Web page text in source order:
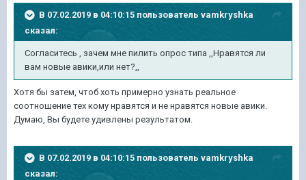
В 07.02.2019 в 04:10:15 пользователь vamkryshka
сказал:
Согласитесь , зачем мне пилить опрос типа ,,Нравятся ли
вам новые авики,или нет?,,
Хотя бы затем, чтоб хоть примерно узнать реальное
соотношение тех кому нравятся и не нравятся новые авики.
Думаю, Вы будете удивлены результатом.
В 07.02.2019 в 04:10:15 пользователь vamkryshka
сказал: